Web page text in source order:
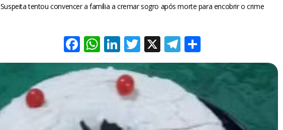
Suspeita tentou convencer a família a cremar sogro após morte para encobrir o crime
Facebook
WhatsApp
LinkedIn
Twitter
X Telegram